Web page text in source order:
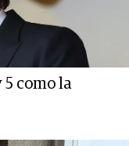
5 como la